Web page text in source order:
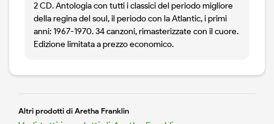
2 CD. Antologia con tutti i classici del periodo migliore
della regina del soul, il periodo con la Atlantic, i primi
anni: 1967-1970. 34 canzoni, rimasterizzate con il cuore.
Edizione limitata a prezzo economico.
Altri prodotti di Aretha Franklin